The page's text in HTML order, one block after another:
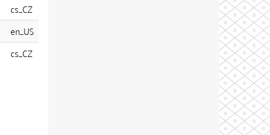
cs_CZ
en_US
cs_CZ